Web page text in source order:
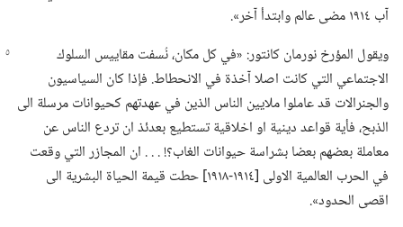
آب ١٩١٤ مضى عالم وابتدأ آخر».‏
ويقول المؤرخ نورمان كانتور:‏ «في كل مكان،‏ نُسفت مقاييس السلوك
الاجتماعي التي كانت اصلا آخذة في الانحطاط.‏ فإذا كان السياسيون
والجنرالات قد عاملوا ملايين الناس الذين في عهدتهم كحيوانات مرسلة الى
الذبح،‏ فأية قواعد دينية او اخلاقية تستطيع بعدئذ ان تردع الناس عن
معاملة بعضهم بعضا بشراسة حيوانات الغاب؟‏!‏ .‏ .‏ .‏ ان المجازر التي وقعت
في الحرب العالمية الاولى [١٩١٤-‏١٩١٨] حطت قيمة الحياة البشرية الى
اقصى الحدود».‏